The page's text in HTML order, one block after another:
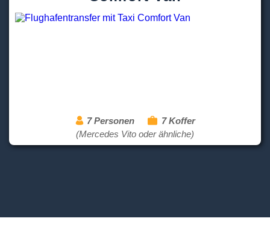
7 Personen
7 Koffer
(Mercedes Vito oder ähnliche)